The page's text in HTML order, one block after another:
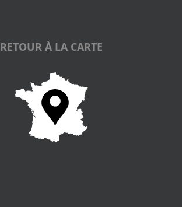
RETOUR À LA CARTE